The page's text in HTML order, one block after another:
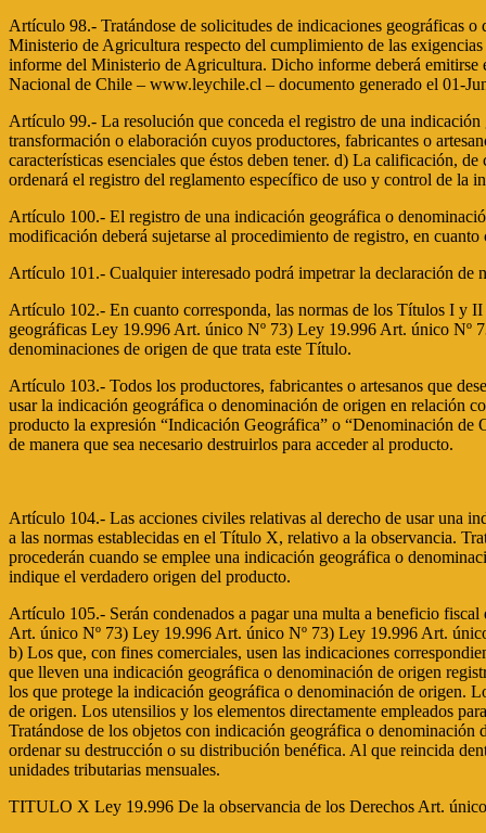
Artículo 98.- Tratándose de solicitudes de indicaciones geográficas
Ministerio de Agricultura respecto del cumplimiento de las
informe del Ministerio de Agricultura. Dicho informe deberá
Nacional de Chile – www.leychile.cl – documento generado el 01-
Artículo 99.- La resolución que conceda el registro de una
transformación o elaboración cuyos productores, fabricantes o
características esenciales que éstos deben tener. d) La calificación,
ordenará el registro del reglamento específico de uso y control de la
Artículo 100.- El registro de una indicación geográfica o
modificación deberá sujetarse al procedimiento de registro, en cuanto
Artículo 101.- Cualquier interesado podrá impetrar la declaración de
Artículo 102.- En cuanto corresponda, las normas de los Títulos I y
geográficas Ley 19.996 Art. único Nº 73) Ley 19.996 Art. único
denominaciones de origen de que trata este Título.
Artículo 103.- Todos los productores, fabricantes o artesanos que
usar la indicación geográfica o denominación de origen en relación
producto la expresión “Indicación Geográfica” o “Denominación de
de manera que sea necesario destruirlos para acceder al producto.
Artículo 104.- Las acciones civiles relativas al derecho de usar una
a las normas establecidas en el Título X, relativo a la observancia.
procederán cuando se emplee una indicación geográfica o
indique el verdadero origen del producto.
Artículo 105.- Serán condenados a pagar una multa a beneficio
Art. único Nº 73) Ley 19.996 Art. único Nº 73) Ley 19.996 Art.
b) Los que, con fines comerciales, usen las indicaciones
que lleven una indicación geográfica o denominación de origen
los que protege la indicación geográfica o denominación de origen.
de origen. Los utensilios y los elementos directamente empleados
Tratándose de los objetos con indicación geográfica o
ordenar su destrucción o su distribución benéfica. Al que reincida
unidades tributarias mensuales.
TITULO X Ley 19.996 De la observancia de los Derechos Art.